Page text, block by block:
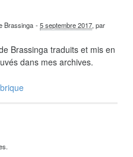
Brassinga -5 septembre 2017, par
Brassinga traduits et mis en
dans mes archives.